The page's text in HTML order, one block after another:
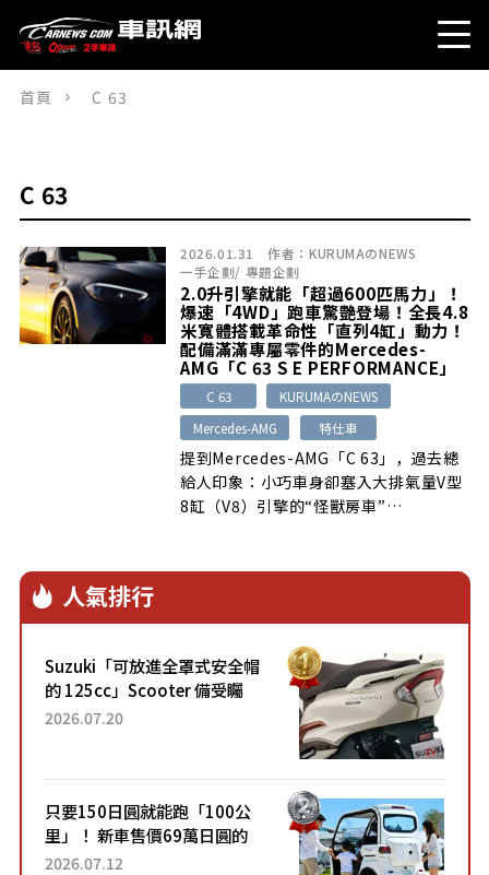
首頁 C 63
C 63
2026.01.31 作者： KURUMAのNEWS
一手企劃/ 專題企劃
2.0升引擎就能「超過600匹馬力」！
爆速「4WD」跑車驚艷登場！全長4.8
米寬體搭載革命性「直列4缸」動力！
配備滿滿專屬零件的Mercedes-
AMG「C 63 S E PERFORMANCE」
C 63
KURUMAのNEWS
Mercedes-AMG
特仕車
提到Mercedes-AMG「C 63」，過去總
給人印象：小巧車身卻塞入大排氣量V型
8缸（V8）引擎的“怪獸房車”…
人氣排行
Suzuki「可放進全罩式安全帽
的 125cc」Scooter 備受矚
目！採用全新流線設計與各項
2026.07.20
只要150日圓就能跑「100公
里」！ 新車售價69萬日圓的
「3人座」Trike大受歡迎！ 順
2026.07.12